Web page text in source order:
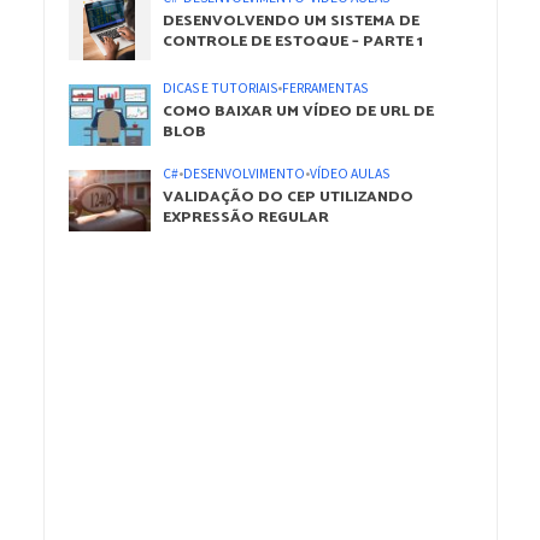
DESENVOLVENDO UM SISTEMA DE
CONTROLE DE ESTOQUE – PARTE 1
DICAS E TUTORIAIS•FERRAMENTAS
COMO BAIXAR UM VÍDEO DE URL DE
BLOB
C#•DESENVOLVIMENTO•VÍDEO AULAS
VALIDAÇÃO DO CEP UTILIZANDO
EXPRESSÃO REGULAR